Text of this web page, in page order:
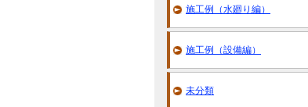
施工例（水廻り編）
施工例（設備編）
未分類